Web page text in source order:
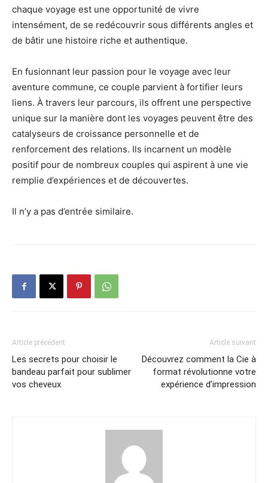
chaque voyage est une opportunité de vivre
intensément, de se redécouvrir sous différents angles et
de bâtir une histoire riche et authentique.
En fusionnant leur passion pour le voyage avec leur
aventure commune, ce couple parvient à fortifier leurs
liens. À travers leur parcours, ils offrent une perspective
unique sur la manière dont les voyages peuvent être des
catalyseurs de croissance personnelle et de
renforcement des relations. Ils incarnent un modèle
positif pour de nombreux couples qui aspirent à une vie
remplie d’expériences et de découvertes.
Il n’y a pas d’entrée similaire.
Article précédent
Les secrets pour choisir le
bandeau parfait pour sublimer
vos cheveux
Article suivant
Découvrez comment la Cie à
format révolutionne votre
expérience d’impression